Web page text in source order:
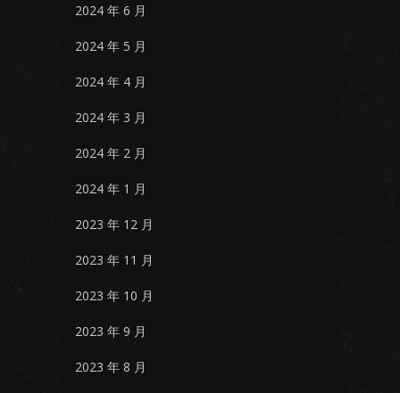
2024 年 6 月
2024 年 5 月
2024 年 4 月
2024 年 3 月
2024 年 2 月
2024 年 1 月
2023 年 12 月
2023 年 11 月
2023 年 10 月
2023 年 9 月
2023 年 8 月